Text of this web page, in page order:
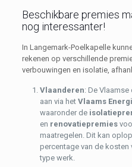
Beschikbare premies
nog interessanter!
In Langemark-Poelkapelle
rekenen op verschillende
verbouwingen en isolatie,
Vlaanderen: De
aan via het Vlaams
waaronder de
en renovatiepremies
maatregelen. Dit kan
percentage van de
type werk.